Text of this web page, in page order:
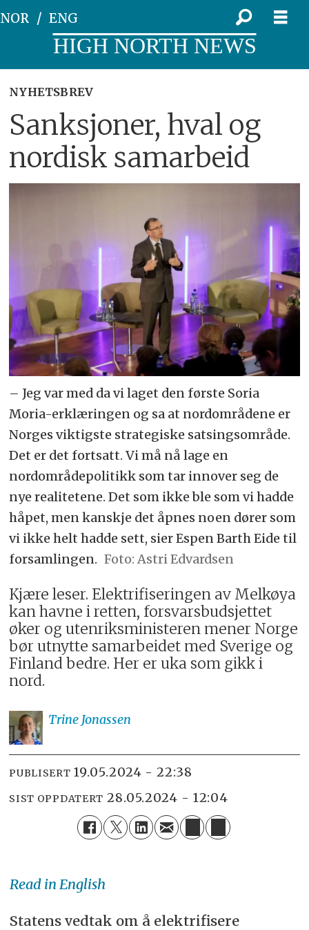
NOR ENG
HIGH NORTH NEWS
NYHETSBREV
Sanksjoner, hval og
nordisk samarbeid
– Jeg var med da vi laget den første Soria
Moria-erklæringen og sa at nordområdene er
Norges viktigste strategiske satsingsområde.
Det er det fortsatt. Vi må nå lage en
nordområdepolitikk som tar innover seg de
nye realitetene. Det som ikke ble som vi hadde
håpet, men kanskje det åpnes noen dører som
vi ikke helt hadde sett, sier Espen Barth Eide til
forsamlingen.
Astri Edvardsen
Kjære leser. Elektrifiseringen av Melkøya
kan havne i retten, forsvarsbudsjettet
øker og utenriksministeren mener Norge
bør utnytte samarbeidet med Sverige og
Finland bedre. Her er uka som gikk i
nord.
Trine Jonassen
PUBLISERT 19.05.2024 - 22:38
SIST OPPDATERT 28.05.2024 - 12:04
Read in English
Statens vedtak om å elektrifisere